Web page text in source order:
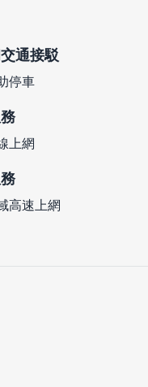
通接駁
停車
上網
高速上網